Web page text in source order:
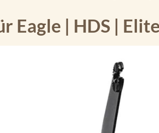
Eagle | HDS |